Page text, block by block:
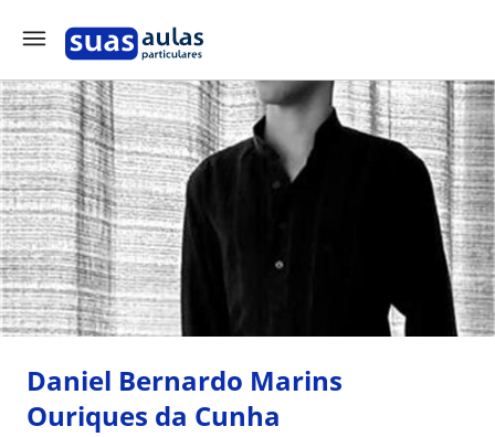
Daniel Bernardo Marins
Ouriques da Cunha